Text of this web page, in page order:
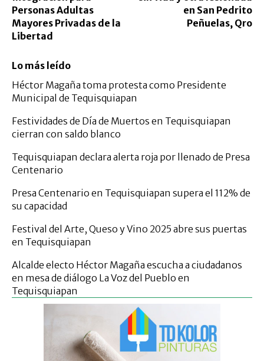
Personas Adultas
Mayores Privadas de la
Libertad
en San Pedrito
Peñuelas, Qro
Lo más leído
Héctor Magaña toma protesta como Presidente
Municipal de Tequisquiapan
Festividades de Día de Muertos en Tequisquiapan
cierran con saldo blanco
Tequisquiapan declara alerta roja por llenado de Presa
Centenario
Presa Centenario en Tequisquiapan supera el 112% de
su capacidad
Festival del Arte, Queso y Vino 2025 abre sus puertas
en Tequisquiapan
Alcalde electo Héctor Magaña escucha a ciudadanos
en mesa de diálogo La Voz del Pueblo en
Tequisquiapan